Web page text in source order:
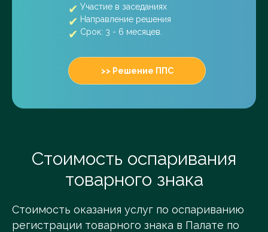
Участие в заседаниях
Направление решения
Срок: 3 - 6 месяцев.
>> Решение ППС
Стоимость оспаривания
товарного знака
Стоимость оказания услуг по оспариванию
регистрации товарного знака в Палате по